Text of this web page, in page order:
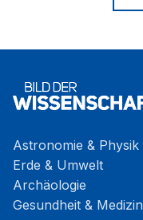
Astronomie & Physik
Erde & Umwelt
Archäologie
Gesundheit & Medizin